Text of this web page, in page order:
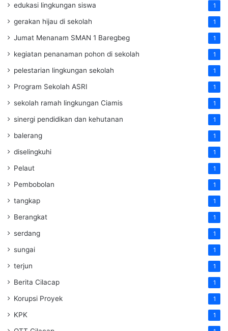
edukasi lingkungan siswa 1
gerakan hijau di sekolah 1
Jumat Menanam SMAN 1 Baregbeg 1
kegiatan penanaman pohon di sekolah 1
pelestarian lingkungan sekolah 1
Program Sekolah ASRI 1
sekolah ramah lingkungan Ciamis 1
sinergi pendidikan dan kehutanan 1
balerang 1
diselingkuhi 1
Pelaut 1
Pembobolan 1
tangkap 1
Berangkat 1
serdang 1
sungai 1
terjun 1
Berita Cilacap 1
Korupsi Proyek 1
KPK 1